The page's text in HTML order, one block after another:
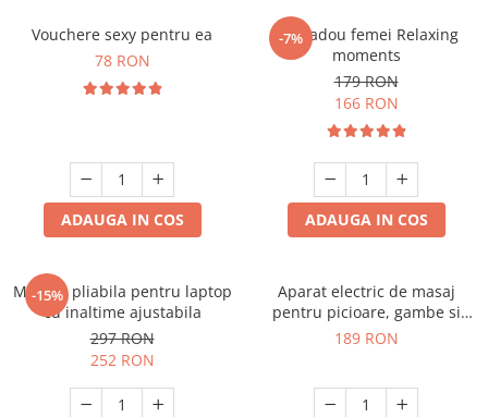
Vouchere sexy pentru ea
78 RON
ADAUGA IN COS
-7%
Set cadou femei Relaxing
moments
179 RON
166 RON
ADAUGA IN COS
-15%
Masuta pliabila pentru laptop
cu inaltime ajustabila
297 RON
252 RON
Aparat electric de masaj
pentru picioare, gambe si
brate
189 RON